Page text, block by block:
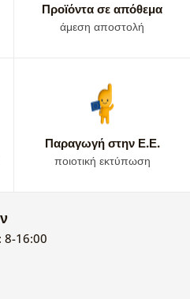
Προϊόντα σε απόθεμα
άμεση αποστολή
Παραγωγή στην Ε.Ε.
ποιοτική εκτύπωση
8-16:00